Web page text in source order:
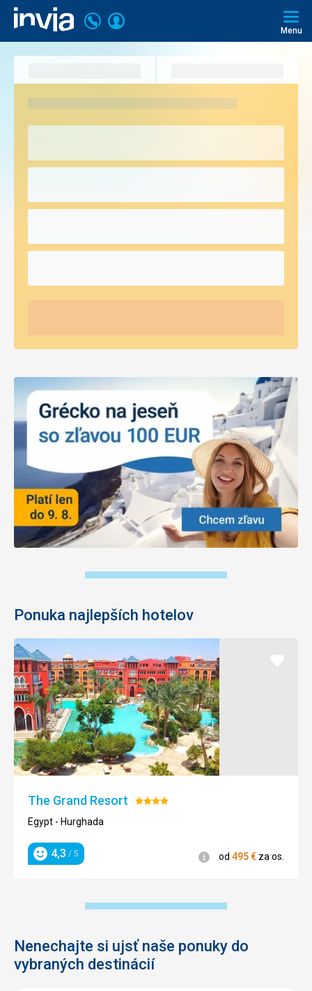
Invia.sk
Volajte
+421
2
3221
Prihlásiť
Menu
Ponuka najlepších hotelov
The Grand Resort Hodnotenie:
Egypt - Hurghada
Hodnotenie
4,3 / 5 Informácie
od 495€ za os.
Nenechajte si ujsť naše ponuky do
vybraných destinácií